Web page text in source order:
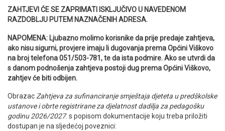
ZAHTJEVI ĆE SE ZAPRIMATI ISKLJUČIVO U NAVEDENOM
RAZDOBLJU PUTEM NAZNAČENIH ADRESA.
NAPOMENA: Ljubazno molimo korisnike da prije predaje zahtjeva,
ako nisu sigurni, provjere imaju li dugovanja prema Općini Viškovo
na broj telefona 051/503-781, te da ista podmire. Ako se utvrdi da
s danom podnošenja zahtjeva postoji dug prema Općini Viškovo,
zahtjev će biti odbijen.
ObrazacZahtjeva za sufinanciranje smještaja djeteta u predškolske
ustanove i obrte registrirane za djelatnost dadilja za pedagošku
godinu 2026/2027. s popisom dokumentacije koju treba priložiti
dostupan je na sljedećoj poveznici: